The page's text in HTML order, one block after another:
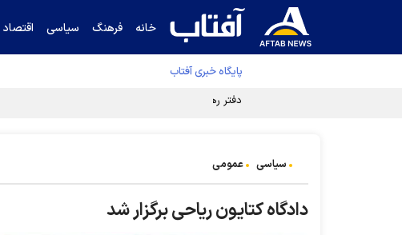
خانه فرهنگ سیاسی اقتصاد
پایگاه خبری آفتاب
دفتر رهبر انقلاب ادعای خرازی درباره پزشکیان را تکذیب کرد
سیاسی عمومی
دادگاه کتایون ریاحی برگزار شد